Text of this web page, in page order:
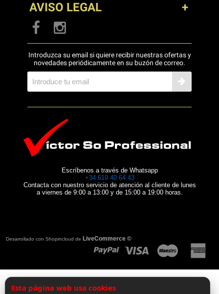
AVISO LEGAL
Introduzca su email si quiere recibir nuestras ofertas y
novedades periódicamente en su buzón de correo.
Escríbenos a través de Whatsapp
+34 619 40 64 43
Contacta con nuestro servicio de atención al cliente de lunes
a viernes de 9:00 a 13:00 y de 15:00 a 19:00 horas.
Desarrollado con Shopincloud de LiveCommerce ©
Esta página web usa cookies